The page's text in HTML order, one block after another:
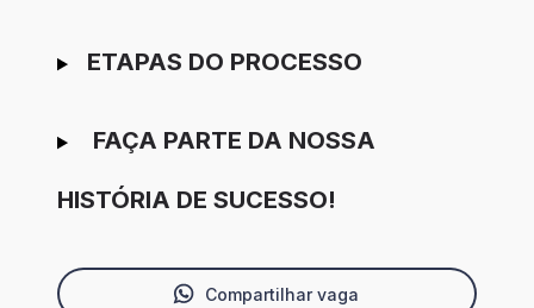
ETAPAS DO PROCESSO
FAÇA PARTE DA NOSSA
HISTÓRIA DE SUCESSO!
Compartilhar vaga